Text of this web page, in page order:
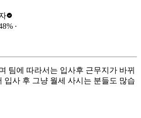
% ∙
팀에 따라서는 입사후 근무지가 바뀌
입사 후 그냥 월세 사시는 분들도 많습